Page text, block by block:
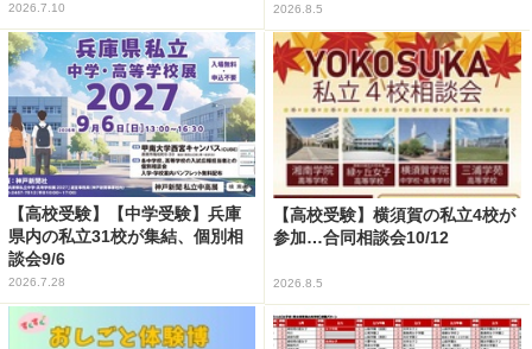
2026.7.10 2026.8.5
【高校受験】【中学受験】兵庫
県内の私立31校が集結、個別相
談会9/6
2026.7.28
【高校受験】横須賀の私立4校が
参加…合同相談会10/12
2026.8.5